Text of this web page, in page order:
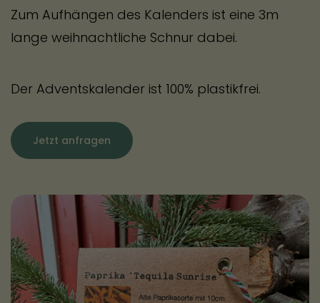
Zum Aufhängen des Kalenders ist eine 3m
lange weihnachtliche Schnur dabei.
Der Adventskalender ist 100% plastikfrei.
Jetzt anfragen